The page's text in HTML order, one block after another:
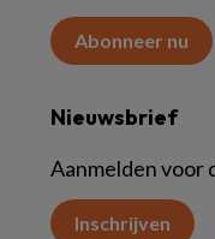
Abonneer nu
Nieuwsbrief
Aanmelden voor
Inschrijven